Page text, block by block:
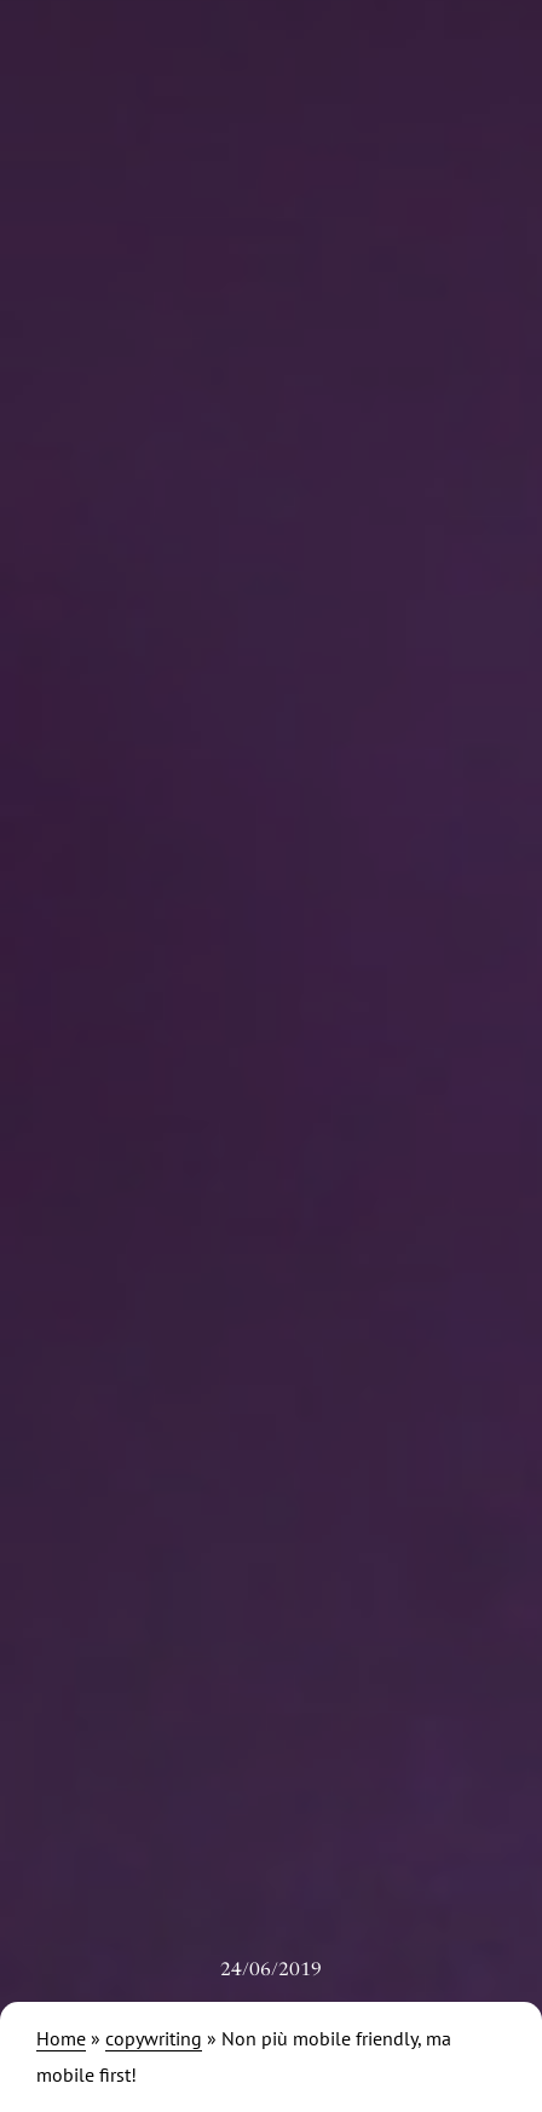
24/06/2019
Home » copywriting » Non più mobile friendly, ma
mobile first!